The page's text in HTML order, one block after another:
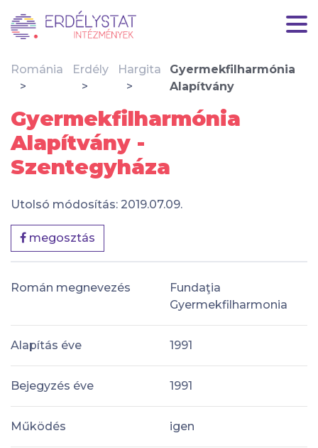
Románia Erdély Hargita
Gyermekfilharmónia
Alapítvány
Gyermekfilharmónia
Alapítvány -
Szentegyháza
Utolsó módosítás: 2019.07.09.
megosztás
Román megnevezés
Fundaţia
Gyermekfilharmonia
Alapítás éve 1991
Bejegyzés éve 1991
Működés igen